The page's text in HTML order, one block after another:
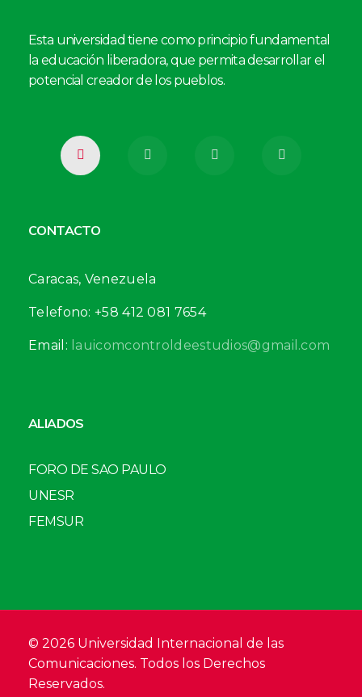
Esta universidad tiene como principio fundamental
la educación liberadora, que permita desarrollar el
potencial creador de los pueblos.
CONTACTO
Caracas, Venezuela
Telefono: +58 412 081 7654
Email: lauicomcontroldeestudios@gmail.com
ALIADOS
FORO DE SAO PAULO
UNESR
FEMSUR
© 2026 Universidad Internacional de las
Comunicaciones. Todos los Derechos
Reservados.